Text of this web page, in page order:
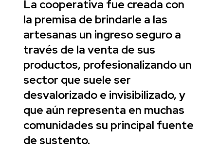
La cooperativa fue creada con
la premisa de brindarle a las
artesanas un ingreso seguro a
través de la venta de sus
productos, profesionalizando un
sector que suele ser
desvalorizado e invisibilizado, y
que aún representa en muchas
comunidades su principal fuente
de sustento.